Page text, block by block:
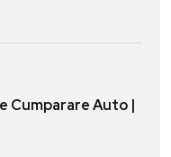
Cumparare Auto |